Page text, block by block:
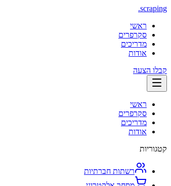
scraping
.
ראשי
סקרפרים
מדריכים
אודות
קבלו הצעה
ראשי
סקרפרים
מדריכים
אודות
קטגוריות
רשתות חברתיות